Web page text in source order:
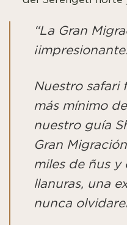
“La Gran
Nuestro safari
más mínimo
nuestro guía
Gran
miles de ñus y
llanuras, una
nunca